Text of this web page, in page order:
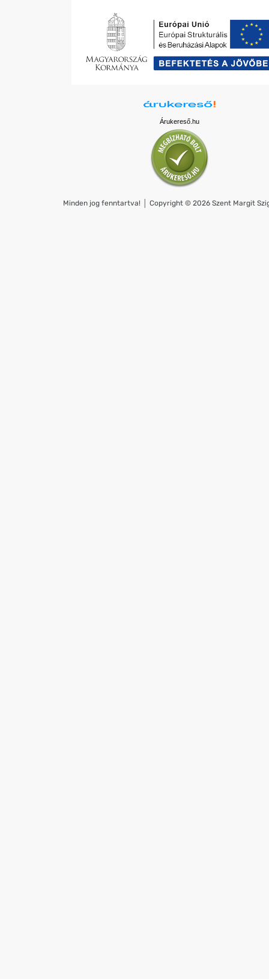
Árukereső.hu
Minden jog fenntartva! │ Copyright © 2026 Szent Margit